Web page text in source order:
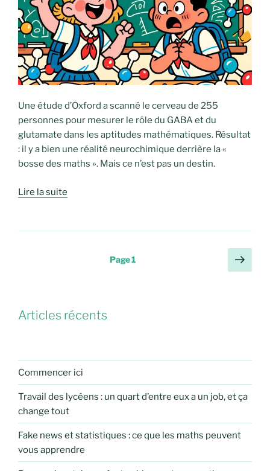
Une étude d’Oxford a scanné le cerveau de 255
personnes pour mesurer le rôle du GABA et du
glutamate dans les aptitudes mathématiques. Résultat
: il y a bien une réalité neurochimique derrière la «
bosse des maths ». Mais ce n’est pas un destin.
Lire la suite
Page1
Page
Articles récents
Commencer ici
Travail des lycéens : un quart d’entre eux a un job, et ça
change tout
Fake news et statistiques : ce que les maths peuvent
vous apprendre